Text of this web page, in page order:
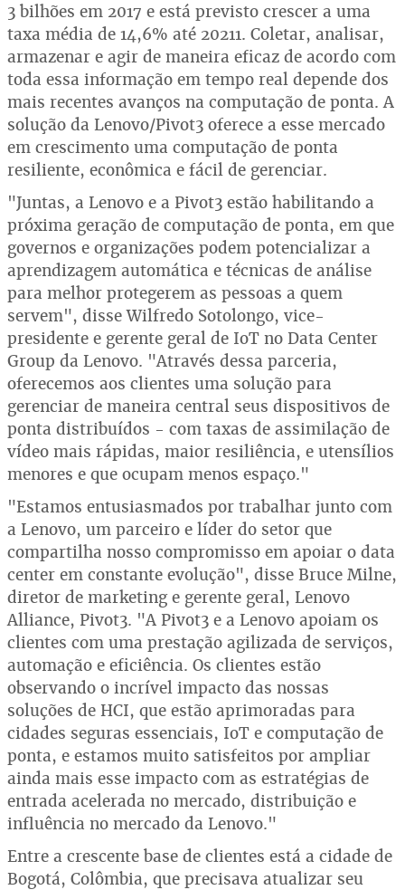
3 bilhões em 2017 e está previsto crescer a uma
taxa média de 14,6% até 20211. Coletar, analisar,
armazenar e agir de maneira eficaz de acordo com
toda essa informação em tempo real depende dos
mais recentes avanços na computação de ponta. A
solução da Lenovo/Pivot3 oferece a esse mercado
em crescimento uma computação de ponta
resiliente, econômica e fácil de gerenciar.
"Juntas, a Lenovo e a Pivot3 estão habilitando a
próxima geração de computação de ponta, em que
governos e organizações podem potencializar a
aprendizagem automática e técnicas de análise
para melhor protegerem as pessoas a quem
servem", disse Wilfredo Sotolongo, vice-
presidente e gerente geral de IoT no Data Center
Group da Lenovo. "Através dessa parceria,
oferecemos aos clientes uma solução para
gerenciar de maneira central seus dispositivos de
ponta distribuídos - com taxas de assimilação de
vídeo mais rápidas, maior resiliência, e utensílios
menores e que ocupam menos espaço."
"Estamos entusiasmados por trabalhar junto com
a Lenovo, um parceiro e líder do setor que
compartilha nosso compromisso em apoiar o data
center em constante evolução", disse Bruce Milne,
diretor de marketing e gerente geral, Lenovo
Alliance, Pivot3. "A Pivot3 e a Lenovo apoiam os
clientes com uma prestação agilizada de serviços,
automação e eficiência. Os clientes estão
observando o incrível impacto das nossas
soluções de HCI, que estão aprimoradas para
cidades seguras essenciais, IoT e computação de
ponta, e estamos muito satisfeitos por ampliar
ainda mais esse impacto com as estratégias de
entrada acelerada no mercado, distribuição e
influência no mercado da Lenovo."
Entre a crescente base de clientes está a cidade de
Bogotá, Colômbia, que precisava atualizar seu